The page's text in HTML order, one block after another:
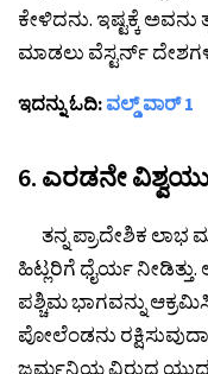
ಕೇಳಿದನು. ಇಷ್ಟಕ್ಕೆ
ಮಾಡಲು ವೆಸ್ಟರ್ನ್
ಇದನ್ನು ಓದಿ: ವಲ್ಡ್ ವಾರ್ 1
6. ಎರಡನೇ
ತನ್ನ ಪ್ರಾದೇಶಿಕ ಲಾಭ
ಹಿಟ್ಲರಿಗೆ ಧೈರ್ಯ
ಪಶ್ಚಿಮ ಭಾಗವನ್ನು
ಪೋಲೆಂಡನು
ಜರ್ಮನಿಯ ವಿರುದ್ಧ